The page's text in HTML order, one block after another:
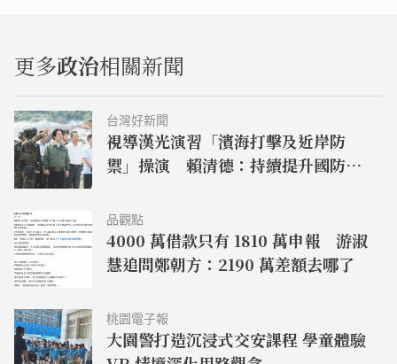
更多政治相關新聞
台灣好新聞
視導漢光演習「濱海打擊及近岸防
禦」操演 賴清德：持續提升國防力
品觀點
4000 萬借款只有 1810 萬申報 游淑
慧追問鄭朝方：2190 萬差額去哪了
桃園電子報
大園警打造沉浸式交安課程 學童體驗